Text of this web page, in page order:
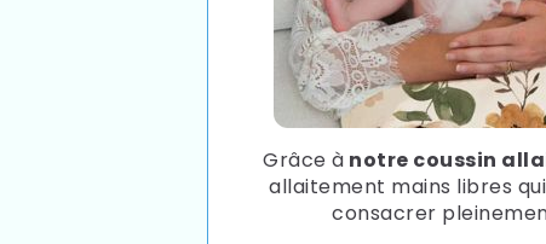
Grâce à notre coussin
allaitement mains libres
consacrer